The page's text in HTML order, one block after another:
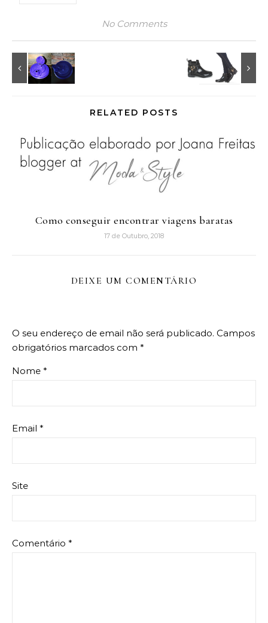
No Comments
RELATED POSTS
Como conseguir encontrar viagens baratas
17 de Outubro, 2018
DEIXE UM COMENTÁRIO
O seu endereço de email não será publicado. Campos
obrigatórios marcados com *
Nome *
Email *
Site
Comentário *